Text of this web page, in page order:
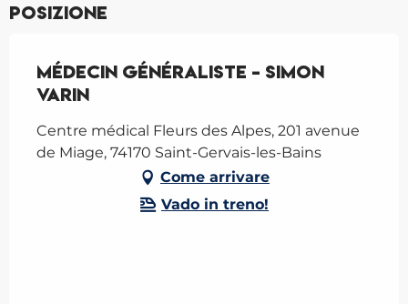
Posizione
Médecin généraliste - Simon
Varin
Centre médical Fleurs des Alpes, 201 avenue
de Miage, 74170 Saint-Gervais-les-Bains
Come arrivare
Vado in treno!